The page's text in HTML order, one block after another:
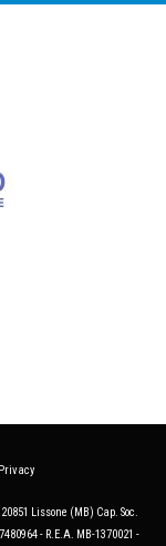
Privacy
Lissone (MB) Cap. Soc.
- R.E.A. MB-1370021 -